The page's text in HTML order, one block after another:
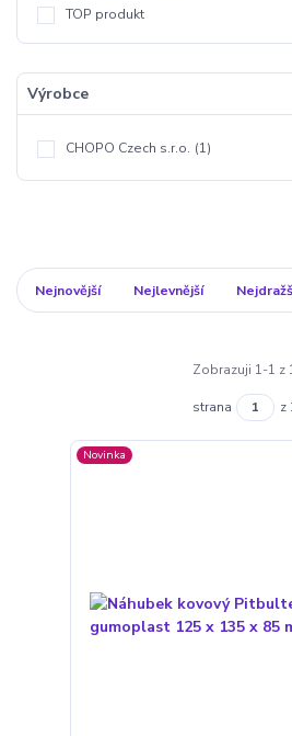
TOP produkt
Výrobce
CHOPO Czech s.r.o. (1)
Nejnovější Nejlevnější
Zobrazuji 1-1 z
strana z
Novinka